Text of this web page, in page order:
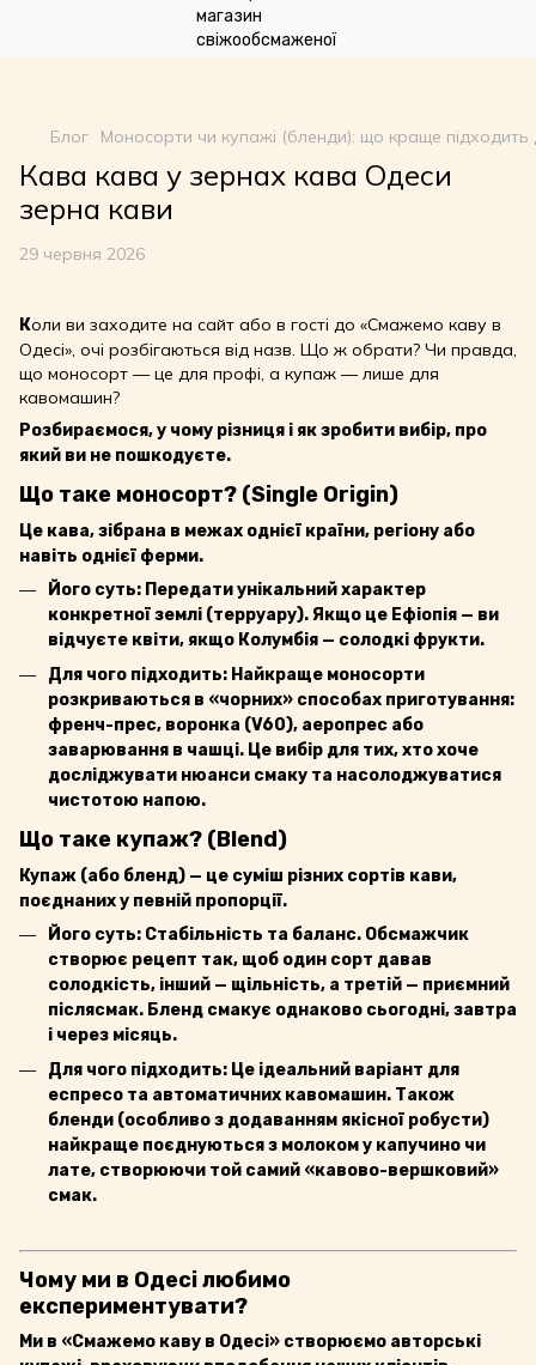
verification=n_oqqzEuRZVD6qDx7SNQHsLwvI3fyvGpp6NDxkCDdVU
Блог Моносорти чи купажі (бленди): що краще
Кава кава у зернах кава Одеси
зерна кави
29 червня 2026
Коли ви заходите на сайт або в гості до «Смажемо каву в
Одесі», очі розбігаються від назв. Що ж обрати? Чи правда,
що моносорт — це для профі, а купаж — лише для
кавомашин?
Розбираємося, у чому різниця і як зробити вибір, про
який ви не пошкодуєте.
Що таке моносорт? (Single Origin)
Це кава, зібрана в межах однієї країни, регіону або
навіть однієї ферми.
Його суть: Передати унікальний характер
конкретної землі (терруару). Якщо це Ефіопія — ви
відчуєте квіти, якщо Колумбія — солодкі фрукти.
Для чого підходить: Найкраще моносорти
розкриваються в «чорних» способах приготування:
френч-прес, воронка (V60), аеропрес або
заварювання в чашці. Це вибір для тих, хто хоче
досліджувати нюанси смаку та насолоджуватися
чистотою напою.
Що таке купаж? (Blend)
Купаж (або бленд) — це суміш різних сортів кави,
поєднаних у певній пропорції.
Його суть: Стабільність та баланс. Обсмажчик
створює рецепт так, щоб один сорт давав
солодкість, інший — щільність, а третій — приємний
післясмак. Бленд смакує однаково сьогодні, завтра
і через місяць.
Для чого підходить: Це ідеальний варіант для
еспресо та автоматичних кавомашин. Також
бленди (особливо з додаванням якісної робусти)
найкраще поєднуються з молоком у капучино чи
лате, створюючи той самий «кавово-вершковий»
смак.
Чому ми в Одесі любимо
експериментувати?
Ми в «Смажемо каву в Одесі» створюємо авторські